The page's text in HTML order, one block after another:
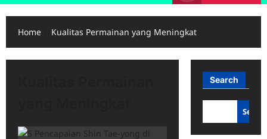
Home Kualitas Permainan yang Meningkat
Search